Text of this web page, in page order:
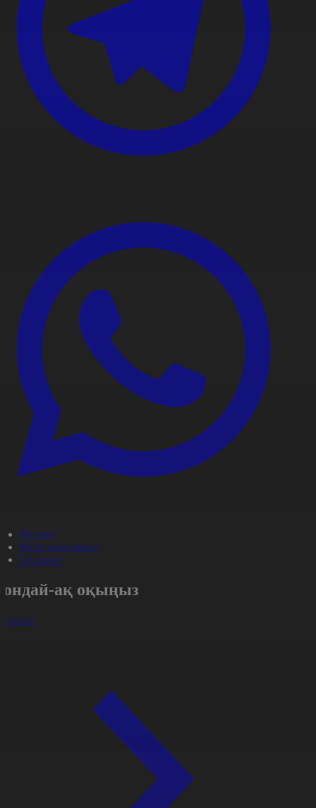
#Қоғам
#Күн жаңалығы
#Aqparat
ақ оқыңыз